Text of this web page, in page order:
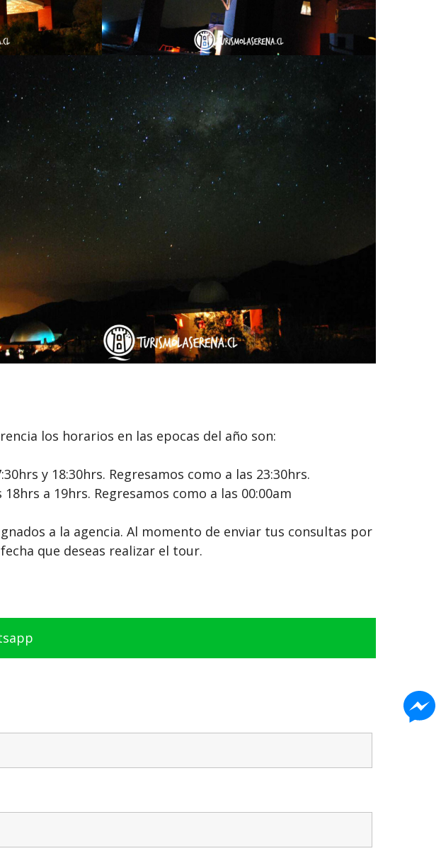
los horarios en las epocas del año son:
y 18:30hrs. Regresamos como a las 23:30hrs.
a 19hrs. Regresamos como a las 00:00am
a la agencia. Al momento de enviar tus consultas por
que deseas realizar el tour.